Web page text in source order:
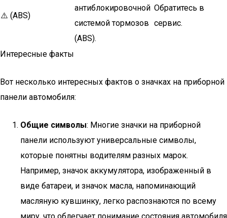
⚠️ (ABS)
антиблокировочной
системой тормозов
(ABS).
Обратитесь в
сервис.
Интересные факты
Вот несколько интересных фактов о значках на приборной
панели автомобиля:
Общие символы: Многие значки на приборной
панели используют универсальные символы,
которые понятны водителям разных марок.
Например, значок аккумулятора, изображенный в
виде батареи, и значок масла, напоминающий
масляную кувшинку, легко распознаются по всему